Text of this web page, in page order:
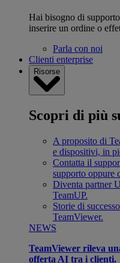
Hai bisogno di
inserire un ordine o
Parla con noi
Clienti enterprise
Risorse
Scopri di più
A proposito di
e dispositivi, in
Contatta il
supporto oppure
Diventa partner
TeamUP.
Storie di successo
TeamViewer.
NEWS
TeamViewer rileva
offerta AI tra i clienti.